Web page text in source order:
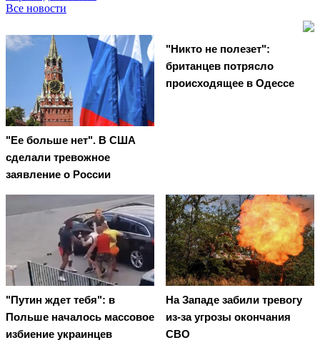
Все новости
"Ее больше нет". В США
сделали тревожное
заявление о России
"Никто не полезет":
британцев потрясло
происходящее в Одессе
"Путин ждет тебя": в
Польше началось массовое
избиение украинцев
На Западе забили тревогу
из-за угрозы окончания
СВО